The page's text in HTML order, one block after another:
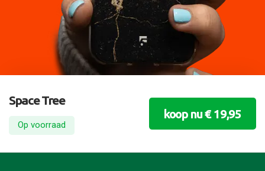
Space Tree
Op voorraad
koop nu € 19,95